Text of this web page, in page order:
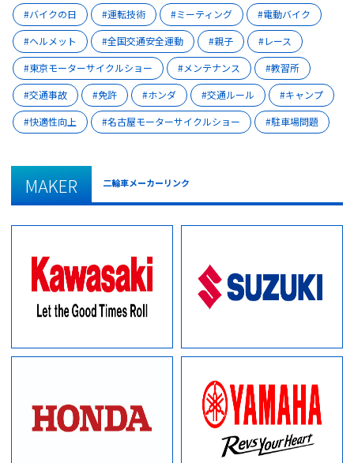
バイクの日
運転技術 ミーティング
電動バイク
ヘルメット
全国交通安全運動 親子
レース
東京モーターサイクルショー
メンテナンス
教習所
交通事故
免許 ホンダ 交通ルール
キャンプ
快適性向上
名古屋モーターサイクルショー 駐車場問題
MAKER 二輪車メーカーリンク